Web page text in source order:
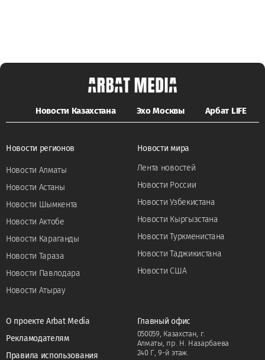
Новости Казахстана Эхо Москвы Арбат LIFE
Новости регионов
Новости Алматы
Новости Астаны
Новости Шымкента
Новости Актобе
Новости Караганды
Новости Тараза
Новости Павлодара
Новости Атырау
Новости мира
Лента новостей
Новости России
Новости Узбекистана
Новости Кыргызстана
Новости Туркменистана
Новости Таджикистана
Новости США
О проекте Arbat Media
Рекламодателям
Правила использования
Главный офис
050059, Казахстан, г.
Алматы, пр. Н. Назарбаева
240 Г, 9-й этаж.